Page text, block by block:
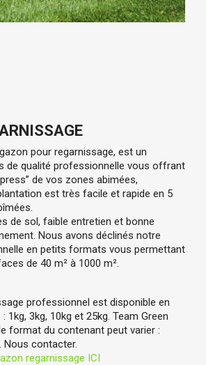
pour regarnissage, est un
de qualité professionnelle vous offrant
de vos zones abimées,
est très facile et rapide en 5
de sol, faible entretien et bonne
Nous avons déclinés notre
en petits formats vous permettant
de 40 m² à 1000 m².
professionnel est disponible en
3kg, 10kg et 25kg. Team Green
format du contenant peut varier :
Nous contacter.
regarnissage ICI